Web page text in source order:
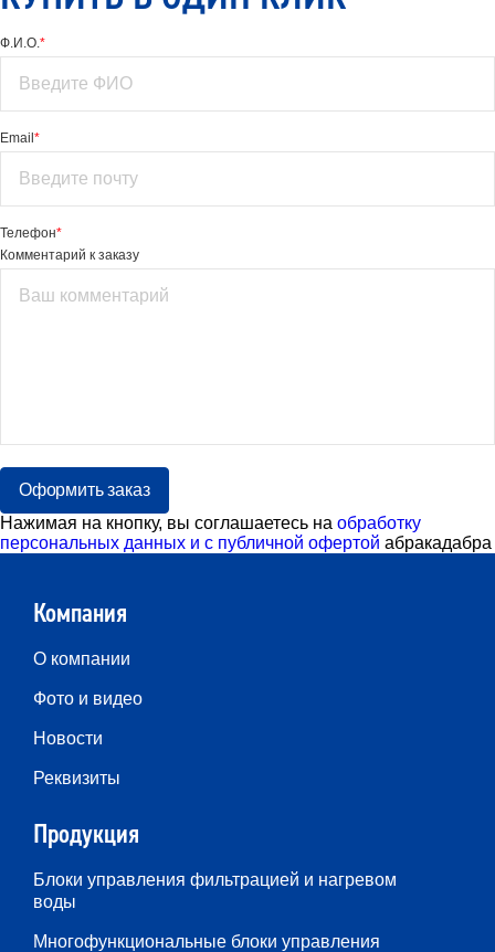
Ф.И.О.*
Email *
Телефон*
Комментарий к заказу
Оформить заказ
Нажимая на кнопку, вы соглашаетесь на обработку
персональных данных и с публичной офертой абракадабра
Компания
О компании
Фото и видео
Новости
Реквизиты
Продукция
Блоки управления фильтрацией и нагревом
воды
Многофункциональные блоки управления